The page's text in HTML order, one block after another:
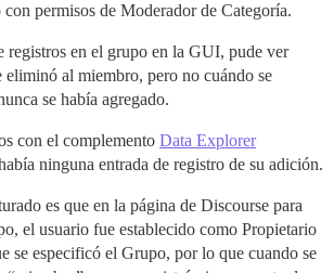
permisos de Moderador de Categoría.
registros en el grupo en la GUI, pude ver
eliminó al miembro, pero no cuándo se
se había agregado.
con el complemento Data Explorer
ninguna entrada de registro de su adición.
es que en la página de Discourse para
el usuario fue establecido como Propietario
se especificó el Grupo, por lo que cuando se